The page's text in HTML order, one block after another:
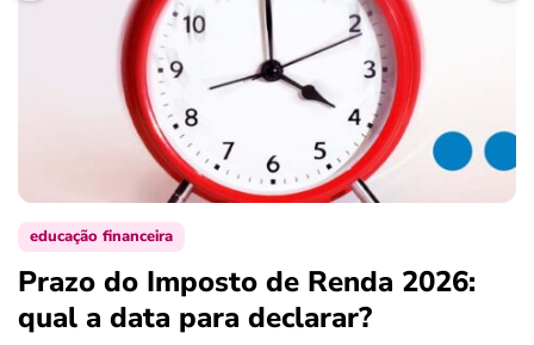
educação financeira
Prazo do Imposto de Renda 2026:
qual a data para declarar?